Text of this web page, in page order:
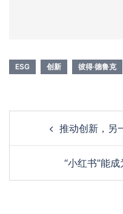
ESG 创新 彼得·德鲁克
推动创新，另
“小红书”能